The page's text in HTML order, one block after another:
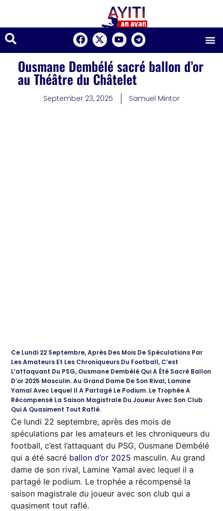
Ousmane Dembélé sacré ballon d’or
au Théâtre du Châtelet
September 23, 2025 Samuel Mintor
Ce Lundi 22 Septembre, Après Des Mois De Spéculations Par
Les Amateurs Et Les Chroniqueurs Du Football, C’est
L’attaquant Du PSG, Ousmane Dembélé Qui A Été Sacré Ballon
D’or 2025 Masculin. Au Grand Dame De Son Rival, Lamine
Yamal Avec Lequel Il A Partagé Le Podium. Le Trophée A
Récompensé La Saison Magistrale Du Joueur Avec Son Club
Qui A Quasiment Tout Raflé.
Ce lundi 22 septembre, après des mois de
spéculations par les amateurs et les chroniqueurs du
football, c’est l’attaquant du PSG, Ousmane Dembélé
qui a été sacré ballon d’or 2025 masculin. Au grand
dame de son rival, Lamine Yamal avec lequel il a
partagé le podium. Le trophée a récompensé la
saison magistrale du joueur avec son club qui a
quasiment tout raflé.